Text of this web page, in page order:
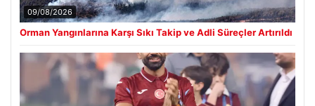
09/08/2026
Orman Yangınlarına Karşı Sıkı Takip ve Adli Süreçler Artırıldı